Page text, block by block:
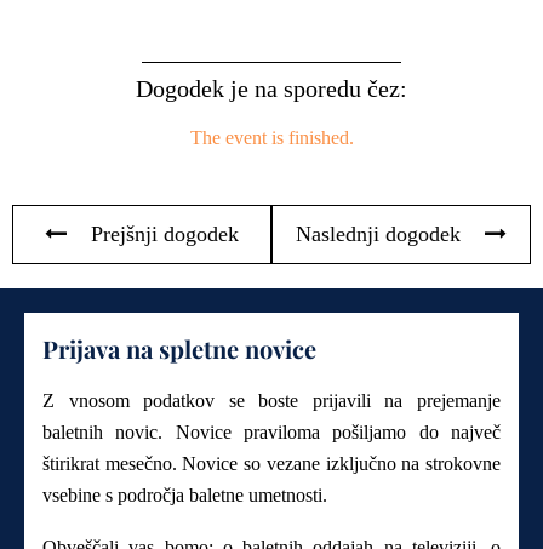
Dogodek je na sporedu čez:
The event is finished.
Prejšnji dogodek Naslednji dogodek
Prijava na spletne novice
Z vnosom podatkov se boste prijavili na prejemanje
baletnih novic. Novice praviloma pošiljamo do največ
štirikrat mesečno. Novice so vezane izključno na strokovne
vsebine s področja baletne umetnosti.